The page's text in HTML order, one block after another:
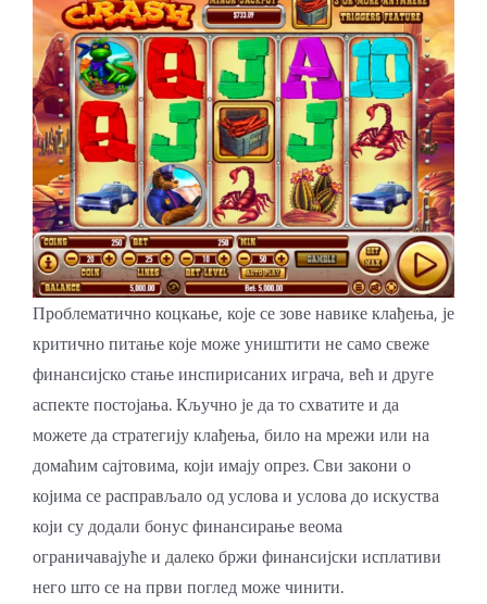
Проблематично коцкање, које се зове навике клађења, је
критично питање које може уништити не само свеже
финансијско стање инспирисаних играча, већ и друге
аспекте постојања. Кључно је да то схватите и да
можете да стратегију клађења, било на мрежи или на
домаћим сајтовима, који имају опрез. Сви закони о
којима се расправљало од услова и услова до искуства
који су додали бонус финансирање веома
ограничавајуће и далеко бржи финансијски исплативи
него што се на први поглед може чинити.